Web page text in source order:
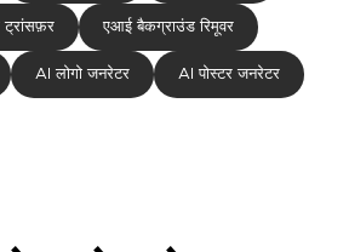
ट्रांसफ़र एआई बैकग्राउंड रिमूवर
AI लोगो जनरेटर AI पोस्टर जनरेटर